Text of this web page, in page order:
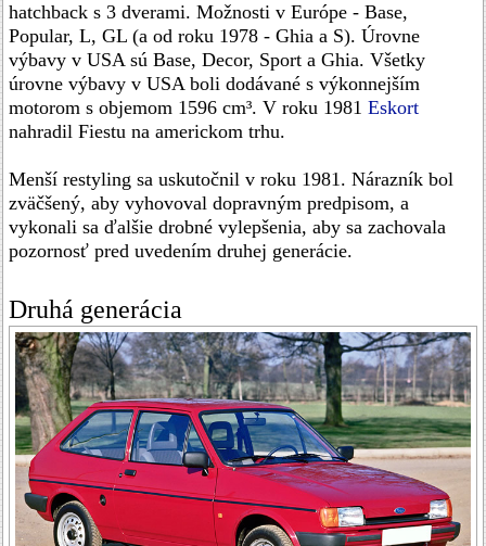
hatchback s 3 dverami. Možnosti v Európe - Base,
Popular, L, GL (a od roku 1978 - Ghia a S). Úrovne
výbavy v USA sú Base, Decor, Sport a Ghia. Všetky
úrovne výbavy v USA boli dodávané s výkonnejším
motorom s objemom 1596 cm³. V roku 1981 Eskort
nahradil Fiestu na americkom trhu.
Menší restyling sa uskutočnil v roku 1981. Nárazník bol
zväčšený, aby vyhovoval dopravným predpisom, a
vykonali sa ďalšie drobné vylepšenia, aby sa zachovala
pozornosť pred uvedením druhej generácie.
Druhá generácia